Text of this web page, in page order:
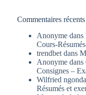
Commentaires récents
Anonyme dans
Cours-
trendbet dans
Anonyme dans
Consignes –
Wilfried ngonda
Résumés et